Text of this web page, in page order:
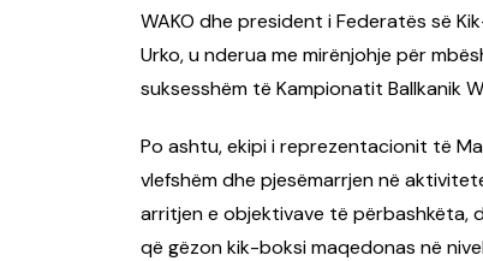
WAKO dhe president i Federatës së
Urko, u nderua me mirënjohje për
suksesshëm të Kampionatit Ballkanik
Po ashtu, ekipi i reprezentacionit të
vlefshëm dhe pjesëmarrjen në
arritjen e objektivave të përbashkëta,
që gëzon kik-boksi maqedonas në